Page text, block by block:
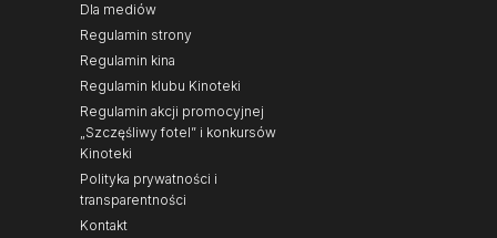
Dla mediów
Regulamin strony
Regulamin kina
Regulamin klubu Kinoteki
Regulamin akcji promocyjnej
„Szczęśliwy fotel” i konkursów
Kinoteki
Polityka prywatności i
transparentności
Kontakt